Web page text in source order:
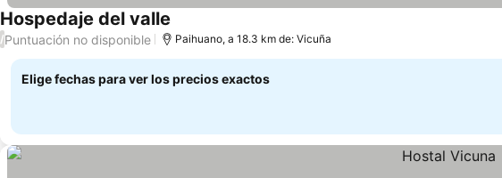
Hospedaje del valle
/Puntuación no disponible Paihuano, a 18.3 km de: Vicuña
Elige fechas para ver los precios exactos